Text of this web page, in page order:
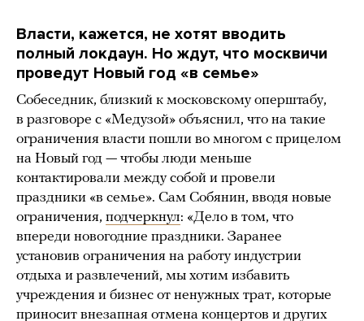
Власти, кажется, не хотят вводить
полный локдаун. Но ждут, что москвичи
проведут Новый год «в семье»
Собеседник, близкий к московскому оперштабу,
в разговоре с «Медузой» объяснил, что на такие
ограничения власти пошли во многом с прицелом
на Новый год — чтобы люди меньше
контактировали между собой и провели
праздники «в семье». Сам Собянин, вводя новые
ограничения, подчеркнул: «Дело в том, что
впереди новогодние праздники. Заранее
установив ограничения на работу индустрии
отдыха и развлечений, мы хотим избавить
учреждения и бизнес от ненужных трат, которые
приносит внезапная отмена концертов и других